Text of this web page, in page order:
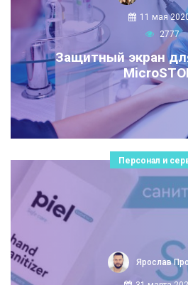
11 мая
2777
Защитный экран
Персонал и
Ярослав